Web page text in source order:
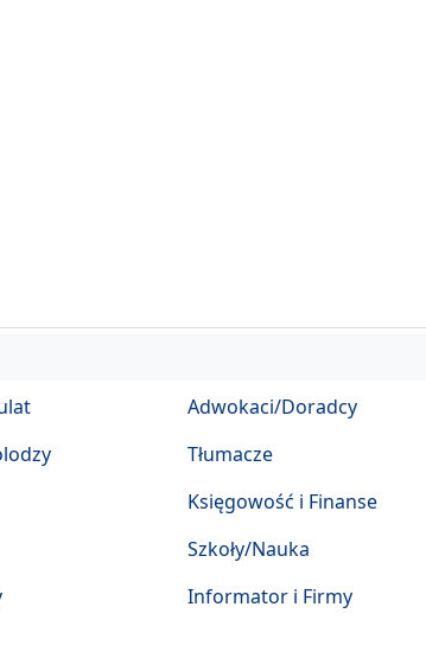
Adwokaci/Doradcy
Tłumacze
Księgowość i Finanse
Szkoły/Nauka
Informator i Firmy